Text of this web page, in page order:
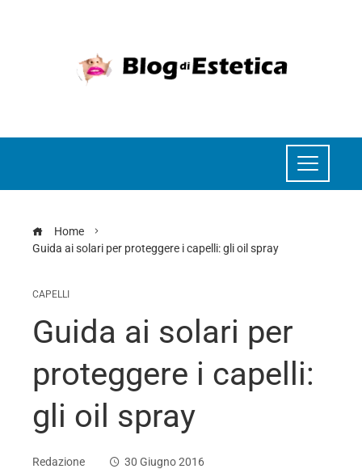
Home
Guida ai solari per proteggere i capelli: gli oil spray
CAPELLI
Guida ai solari per
proteggere i capelli:
gli oil spray
Redazione 30 Giugno 2016